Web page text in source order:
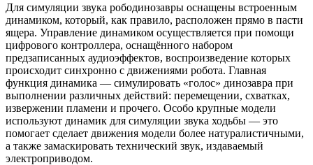
Для симуляции звука рободинозавры оснащены встроенным
динамиком, который, как правило, расположен прямо в пасти
ящера. Управление динамиком осуществляется при помощи
цифрового контроллера, оснащённого набором
предзаписанных аудиоэффектов, воспроизведение которых
происходит синхронно с движениями робота. Главная
функция динамика — симулировать «голос» динозавра при
выполнении различных действий: перемещении, схватках,
извержении пламени и прочего. Особо крупные модели
используют динамик для симуляции звука ходьбы — это
помогает сделает движения модели более натуралистичными,
а также замаскировать технический звук, издаваемый
электроприводом.